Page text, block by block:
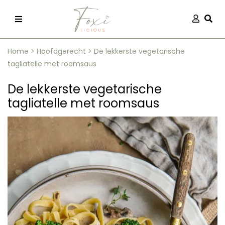
kleding
Home > Hoofdgerecht > De lekkerste vegetarische
tagliatelle met roomsaus
De lekkerste vegetarische
tagliatelle met roomsaus